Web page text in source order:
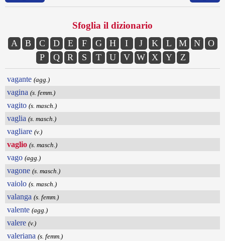
Sfoglia il dizionario
A B C D E F G H I J K L M N
O
P
Q R S T U V W X Y Z
vagante (agg.)
vagina (s. femm.)
vagito (s. masch.)
vaglia (s. masch.)
vagliare (v.)
vaglio (s. masch.)
vago (agg.)
vagone (s. masch.)
vaiolo (s. masch.)
valanga (s. femm.)
valente (agg.)
valere (v.)
valeriana (s. femm.)